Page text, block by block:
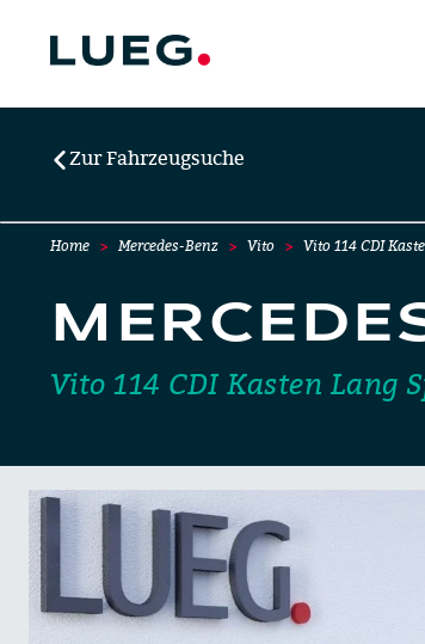
Zur Fahrzeugsuche
Home Mercedes-Benz Vito Vito 114 CDI
Vito 114 CDI Kasten Lang